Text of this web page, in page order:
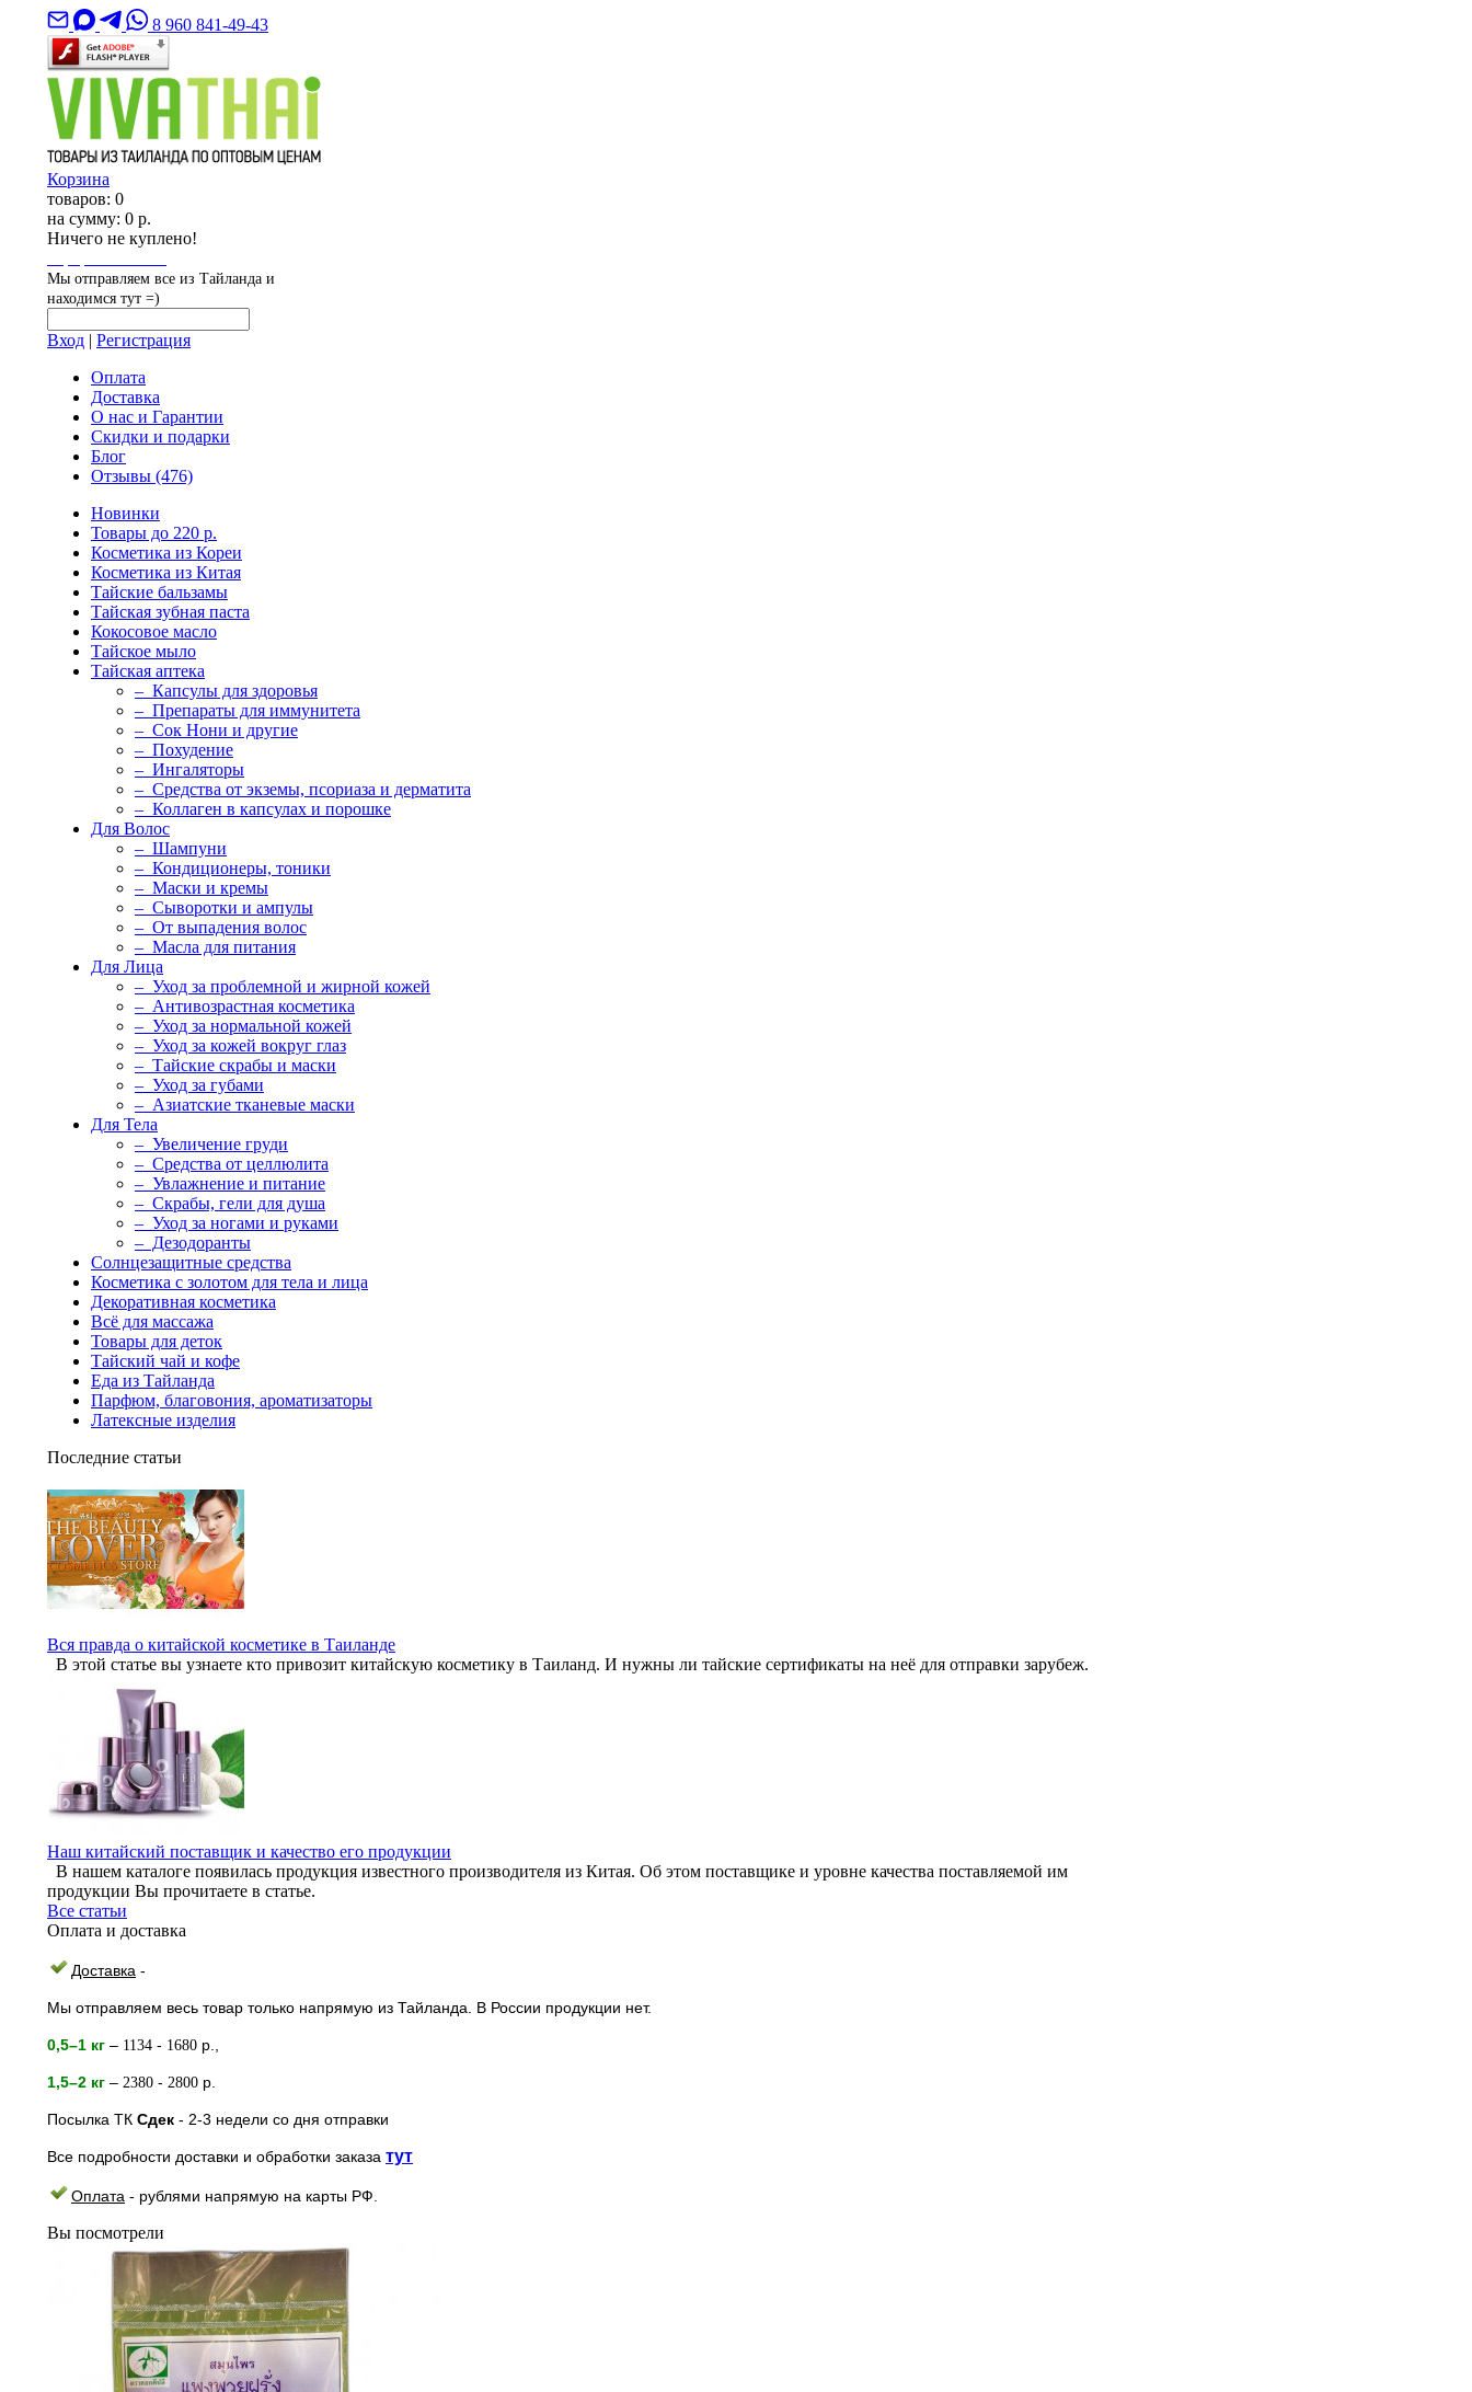
8 960 841-49-43
Корзина
товаров: 0
на сумму: 0 р.
Ничего не куплено!
Мы отправляем все из Тайланда и
находимся тут =)
Вход | Регистрация
Оплата
Доставка
О нас и Гарантии
Скидки и подарки
Блог
Отзывы (476)
Новинки
Товары до 220 р.
Косметика из Кореи
Косметика из Китая
Тайские бальзамы
Тайская зубная паста
Кокосовое масло
Тайское мыло
Тайская аптека
– Капсулы для здоровья
– Препараты для иммунитета
– Сок Нони и другие
– Похудение
– Ингаляторы
– Средства от экземы, псориаза и дерматита
– Коллаген в капсулах и порошке
Для Волос
– Шампуни
– Кондиционеры, тоники
– Маски и кремы
– Сыворотки и ампулы
– От выпадения волос
– Масла для питания
Для Лица
– Уход за проблемной и жирной кожей
– Антивозрастная косметика
– Уход за нормальной кожей
– Уход за кожей вокруг глаз
– Тайские скрабы и маски
– Уход за губами
– Азиатские тканевые маски
Для Тела
– Увеличение груди
– Средства от целлюлита
– Увлажнение и питание
– Скрабы, гели для душа
– Уход за ногами и руками
– Дезодоранты
Солнцезащитные средства
Косметика с золотом для тела и лица
Декоративная косметика
Всё для массажа
Товары для деток
Тайский чай и кофе
Еда из Тайланда
Парфюм, благовония, ароматизаторы
Латексные изделия
Последние статьи
Вся правда о китайской косметике в Таиланде
В этой статье вы узнаете кто привозит китайскую косметику в Таиланд. И нужны ли тайские сертификаты на неё для отправки зарубеж.
Наш китайский поставщик и качество его продукции
В нашем каталоге появилась продукция известного производителя из Китая. Об этом поставщике и уровне качества поставляемой им
продукции Вы прочитаете в статье.
Все статьи
Оплата и доставка
Доставка -
Мы отправляем весь товар только напрямую из Тайланда. В России продукции нет.
0,5–1 кг – 1134 - 1680 р.,
1,5–2 кг – 2380 - 2800 р.
Посылка ТК Сдек - 2-3 недели со дня отправки
Все подробности доставки и обработки заказа тут
Оплата - рублями напрямую на карты РФ.
Вы посмотрели